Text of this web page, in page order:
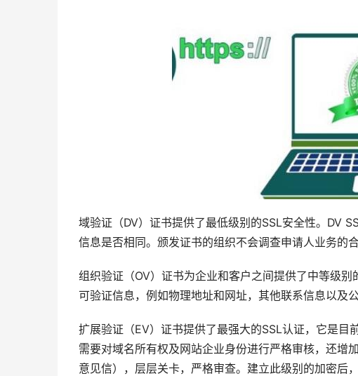
域验证（DV）证书提供了最低级别的SSL安全性。DV
信息是否相同。颁发证书的组织不会调查申请人业务的
组织验证（OV）证书为企业和客户之间提供了中等级
可验证信息，例如物理地址和网址，其他联系信息以及
扩展验证（EV）证书提供了最强大的SSL认证，它是目
需要对域名所有权及网站企业身份进行严格审核，还增
意见信），层层关卡，严格审查。建立此级别的加密